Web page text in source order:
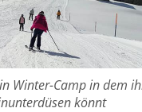
Winter-Camp in dem
könnt